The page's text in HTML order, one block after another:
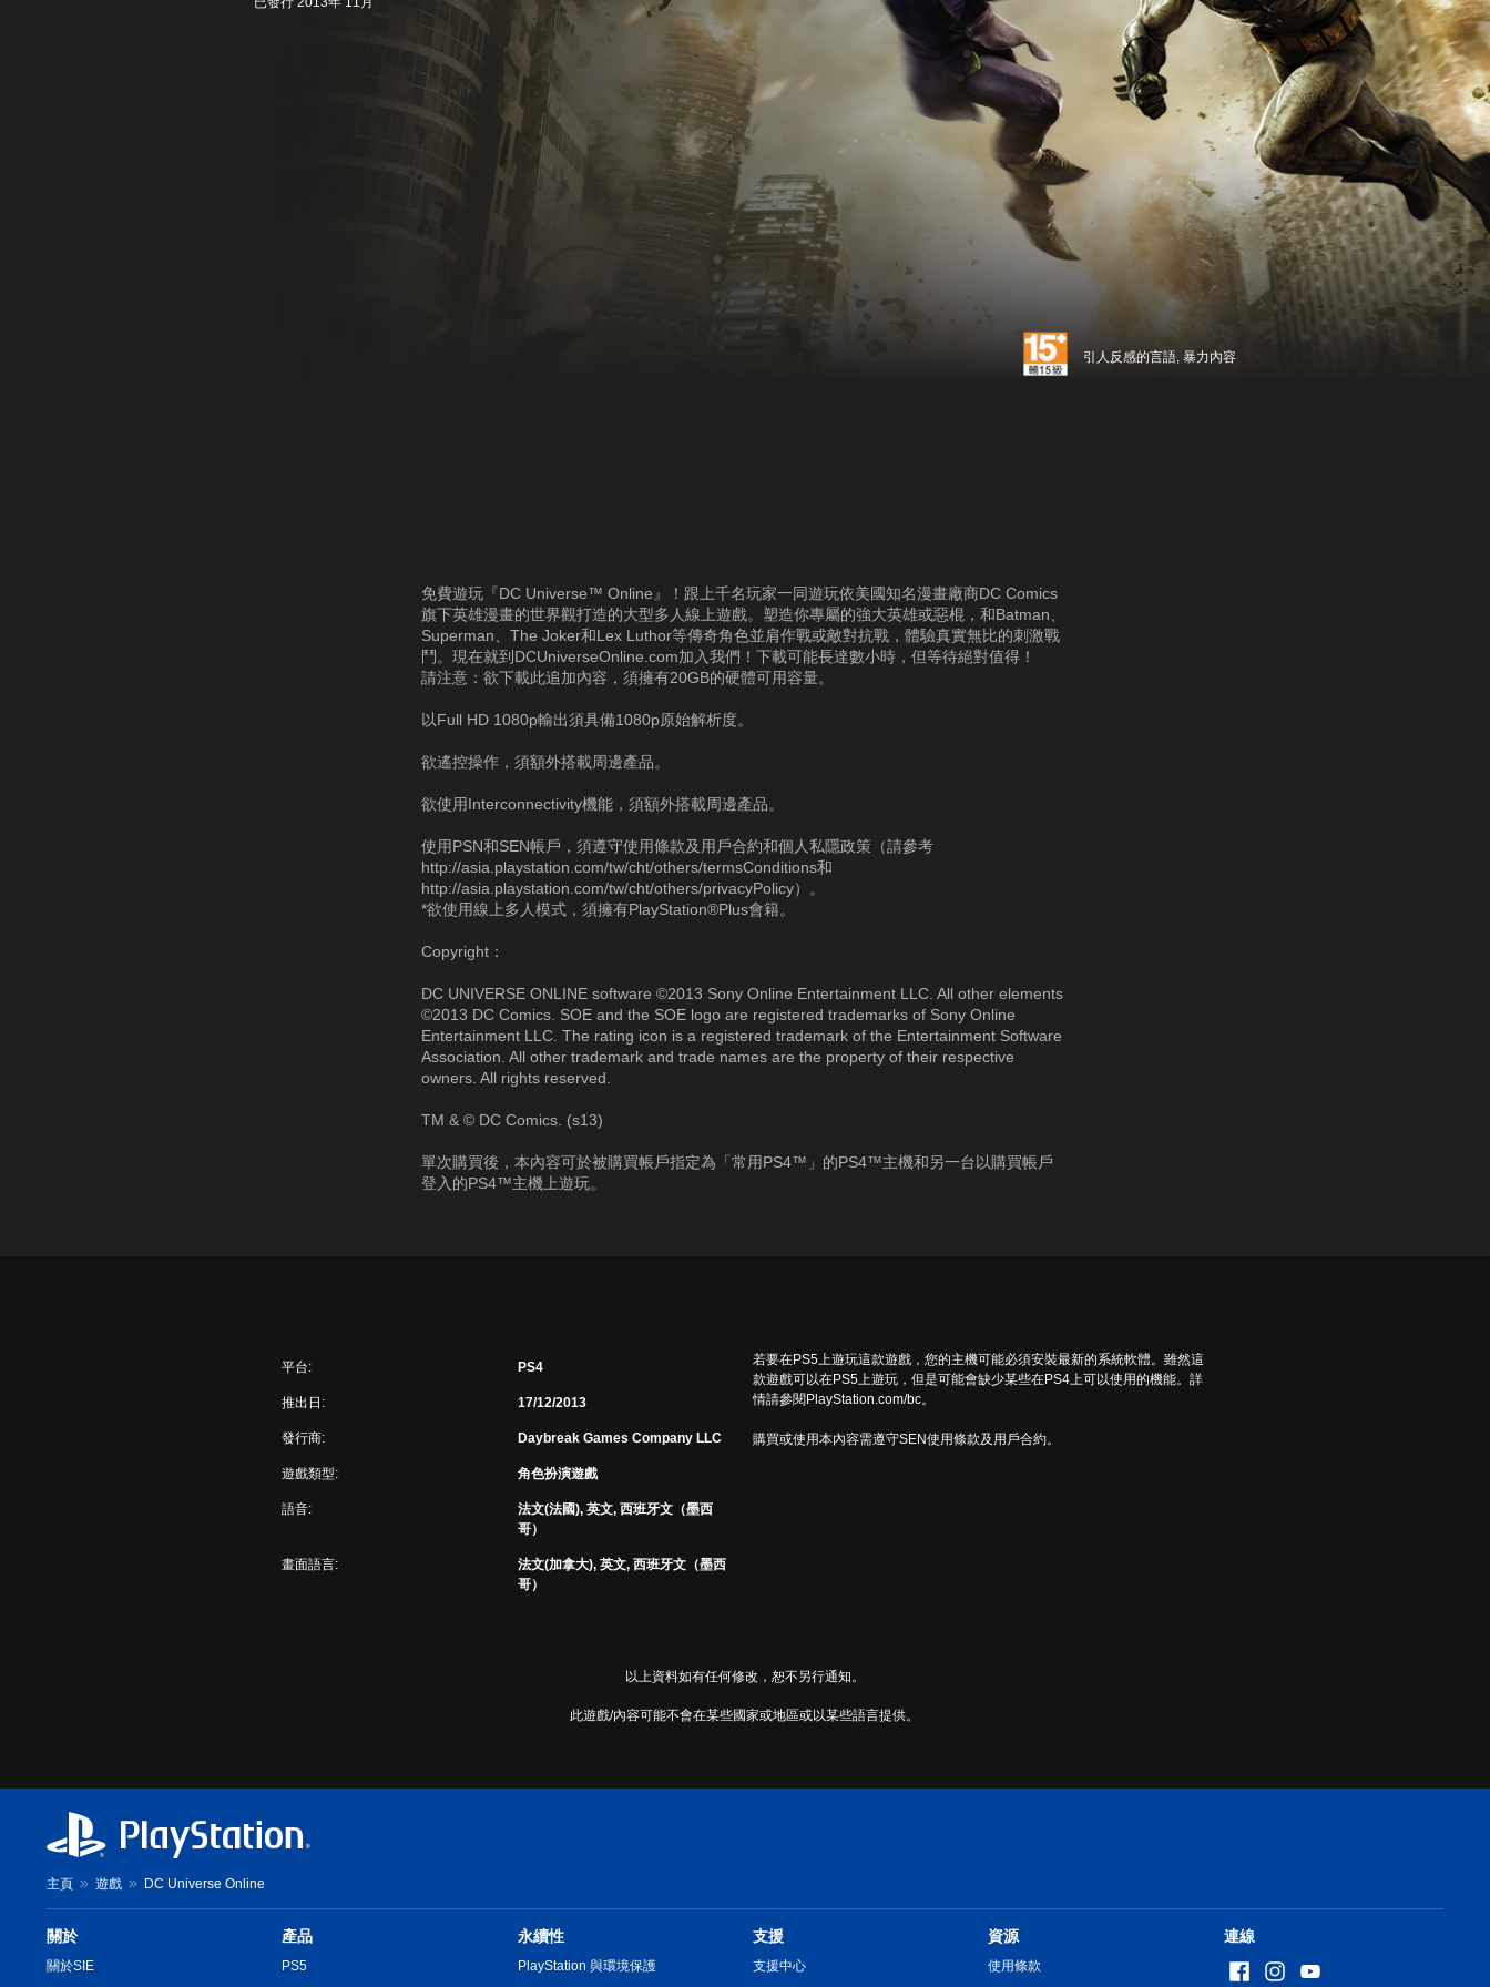
引人反感的言語, 暴力內容
免費遊玩『DC Universe™ Online』！跟上千名玩家一同遊玩依美國知名漫畫廠商DC Comics
旗下英雄漫畫的世界觀打造的大型多人線上遊戲。塑造你專屬的強大英雄或惡棍，和Batman、
Superman、The Joker和Lex Luthor等傳奇角色並肩作戰或敵對抗戰，體驗真實無比的刺激戰
鬥。現在就到DCUniverseOnline.com加入我們！下載可能長達數小時，但等待絕對值得！
請注意：欲下載此追加內容，須擁有20GB的硬體可用容量。
以Full HD 1080p輸出須具備1080p原始解析度。
欲遙控操作，須額外搭載周邊產品。
欲使用Interconnectivity機能，須額外搭載周邊產品。
使用PSN和SEN帳戶，須遵守使用條款及用戶合約和個人私隱政策（請參考
http://asia.playstation.com/tw/cht/others/termsConditions和
http://asia.playstation.com/tw/cht/others/privacyPolicy）。
*欲使用線上多人模式，須擁有PlayStation®Plus會籍。
Copyright：
DC UNIVERSE ONLINE software ©2013 Sony Online Entertainment LLC. All other elements
©2013 DC Comics. SOE and the SOE logo are registered trademarks of Sony Online
Entertainment LLC. The rating icon is a registered trademark of the Entertainment Software
Association. All other trademark and trade names are the property of their respective
owners. All rights reserved.
TM & © DC Comics. (s13)
單次購買後，本內容可於被購買帳戶指定為「常用PS4™」的PS4™主機和另一台以購買帳戶
登入的PS4™主機上遊玩。
平台: PS4
推出日: 17/12/2013
發行商: Daybreak Games Company LLC
遊戲類型: 角色扮演遊戲
語音:
法文(法國), 英文, 西班牙文（墨西
哥）
畫面語言:
法文(加拿大), 英文, 西班牙文（墨西
哥）
若要在PS5上遊玩這款遊戲，您的主機可能必須安裝最新的系統軟體。雖然這
款遊戲可以在PS5上遊玩，但是可能會缺少某些在PS4上可以使用的機能。詳
情請參閱PlayStation.com/bc。
購買或使用本內容需遵守SEN使用條款及用戶合約。
以上資料如有任何修改，恕不另行通知。
此遊戲/內容可能不會在某些國家或地區或以某些語言提供。
主頁 遊戲 DC Universe Online
關於
關於SIE
產品
PS5
永續性
PlayStation 與環境保護
支援
支援中心
資源
使用條款
連線